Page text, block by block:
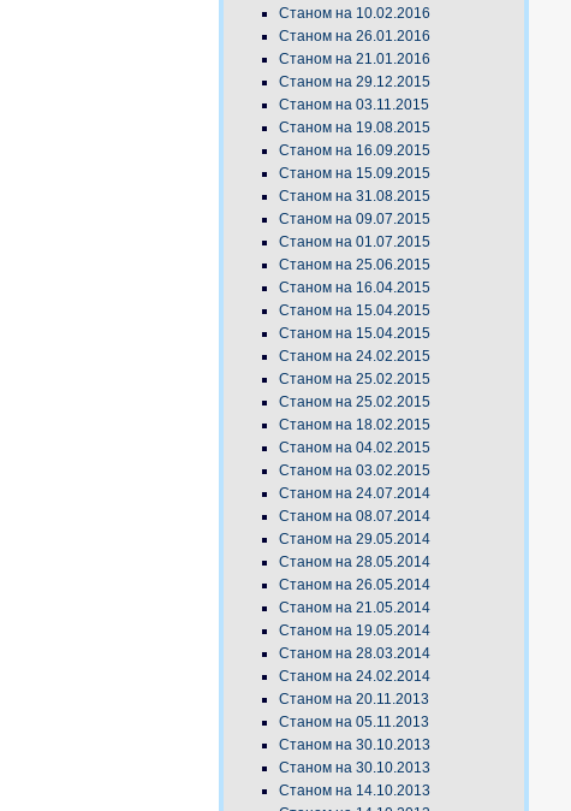
Станом на 10.02.2016
Станом на 26.01.2016
Станом на 21.01.2016
Станом на 29.12.2015
Станом на 03.11.2015
Станом на 19.08.2015
Станом на 16.09.2015
Станом на 15.09.2015
Станом на 31.08.2015
Станом на 09.07.2015
Станом на 01.07.2015
Станом на 25.06.2015
Станом на 16.04.2015
Станом на 15.04.2015
Станом на 15.04.2015
Станом на 24.02.2015
Станом на 25.02.2015
Станом на 25.02.2015
Станом на 18.02.2015
Станом на 04.02.2015
Станом на 03.02.2015
Станом на 24.07.2014
Станом на 08.07.2014
Станом на 29.05.2014
Станом на 28.05.2014
Станом на 26.05.2014
Станом на 21.05.2014
Станом на 19.05.2014
Станом на 28.03.2014
Станом на 24.02.2014
Станом на 20.11.2013
Станом на 05.11.2013
Станом на 30.10.2013
Станом на 30.10.2013
Станом на 14.10.2013